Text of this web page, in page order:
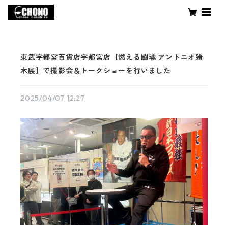
東武宇都宮百貨店宇都宮店【燃える闘魂 アントニオ猪
木展】で撮影会＆トークショーを行いました
2025/04/07 12:27